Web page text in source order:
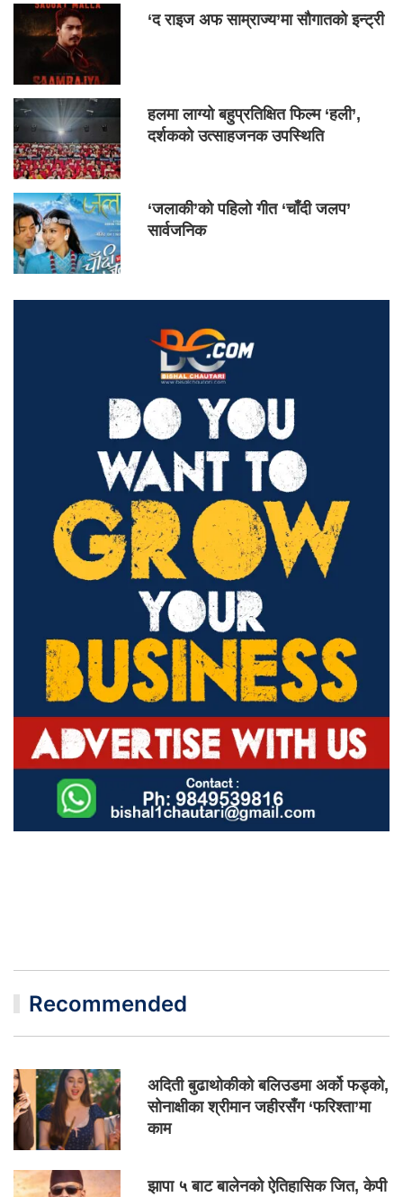
‘द राइज अफ साम्राज्य’मा सौगातको इन्ट्री
हलमा लाग्यो बहुप्रतिक्षित फिल्म ‘हली’,
दर्शकको उत्साहजनक उपस्थिति
‘जलाकी’को पहिलो गीत ‘चाँदी जलप’
सार्वजनिक
Recommended
अदिती बुढाथोकीको बलिउडमा अर्को फड्को,
सोनाक्षीका श्रीमान जहीरसँग ‘फरिश्ता’मा
काम
झापा ५ बाट बालेनको ऐतिहासिक जित, केपी